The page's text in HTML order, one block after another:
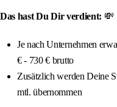
Das hast Du Dir verdient: 💸
Je nach Unternehmen
€ - 730 € brutto
Zusätzlich werden Deine
mtl. übernommen